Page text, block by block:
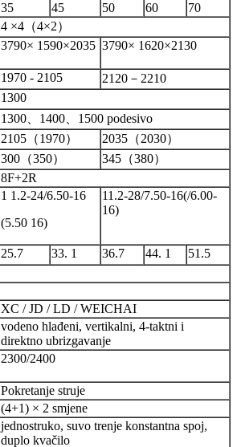
35 45 50 60
70
4 ×4 （4×2）
3790× 1590×2035 3790× 1620×2130
1970 - 2105 2120 － 2210
1300
1300 1400
1500 podesivo
2105 （1970） 2035 （2030）
300 （350） 345 （380）
8F+2R
1 1.2-24/6.50-16
(5.50 16)
11.2-28/7.50-16(/6.00-
16)
25.7 33. 1 36.7 44. 1 51.5
XC / JD / LD / WEICHAI
vodeno hlađeni, vertikalni, 4-taktni i
direktno ubrizgavanje
2300/2400
Pokretanje struje
(4+1) × 2 smjene
jednostruko, suvo trenje konstantna spoj,
duplo kvačilo